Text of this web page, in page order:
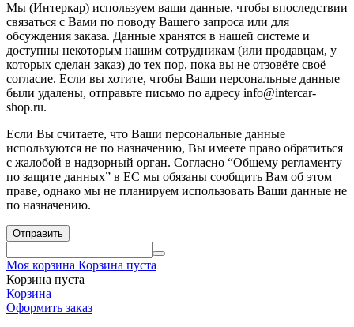
Мы (Интеркар) используем ваши данные, чтобы впоследствии
связаться с Вами по поводу Вашего запроса или для
обсуждения заказа. Данные хранятся в нашей системе и
доступны некоторым нашим сотрудникам (или продавцам, у
которых сделан заказ) до тех пор, пока вы не отзовёте своё
согласие. Если вы хотите, чтобы Ваши персональные данные
были удалены, отправьте письмо по адресу info@intercar-
shop.ru.
Если Вы считаете, что Ваши персональные данные
используются не по назначению, Вы имеете право обратиться
с жалобой в надзорный орган. Согласно “Общему регламенту
по защите данных” в ЕС мы обязаны сообщить Вам об этом
праве, однако мы не планируем использовать Ваши данные не
по назначению.
Отправить
Моя корзина Корзина пуста
Корзина пуста
Корзина
Оформить заказ